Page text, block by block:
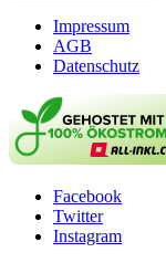
Impressum
AGB
Datenschutz
Facebook
Twitter
Instagram